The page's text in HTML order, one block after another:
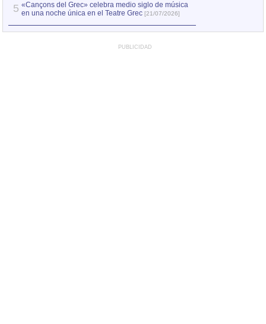
5 «Cançons del Grec» celebra medio siglo de música
en una noche única en el Teatre Grec [21/07/2026]
PUBLICIDAD